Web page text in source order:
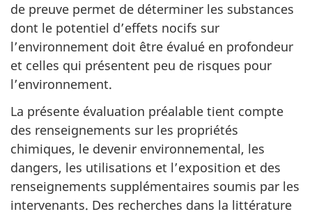
de preuve permet de déterminer les substances
dont le potentiel d’effets nocifs sur
l’environnement doit être évalué en profondeur
et celles qui présentent peu de risques pour
l’environnement.
La présente évaluation préalable tient compte
des renseignements sur les propriétés
chimiques, le devenir environnemental, les
dangers, les utilisations et l’exposition et des
renseignements supplémentaires soumis par les
intervenants. Des recherches dans la littérature